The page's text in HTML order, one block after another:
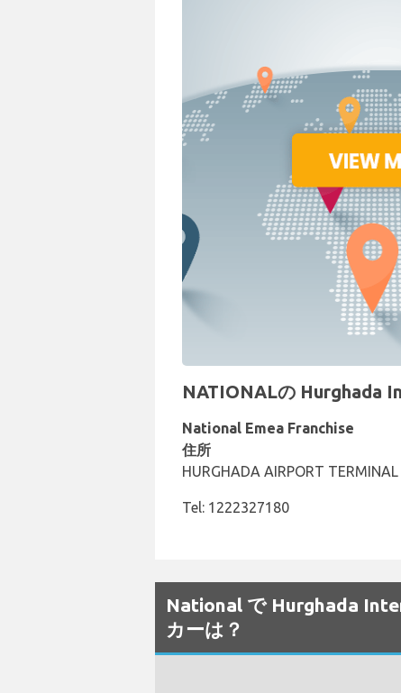
NATIONALの Hurghada
National Emea Franchise
住所
HURGHADA AIRPORT
Tel: 1222327180
National で Hurghada
カーは？